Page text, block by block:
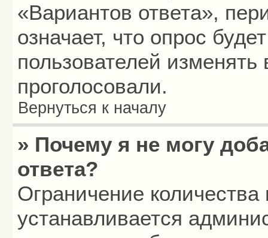
«Вариантов ответа»,
означает, что опрос
пользователей
проголосовали.
Вернуться к началу
» Почему я не могу
ответа?
Ограничение количества
устанавливается